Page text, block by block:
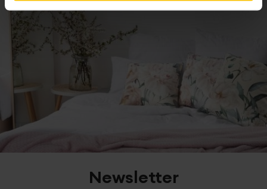
szerokość: 100 cm (szer. po zmarszczeniu na
gotowo)
wysokość: 256 cm
skład: 100% poliester
tolerancja rozmiaru: +/- 3%
Newsletter